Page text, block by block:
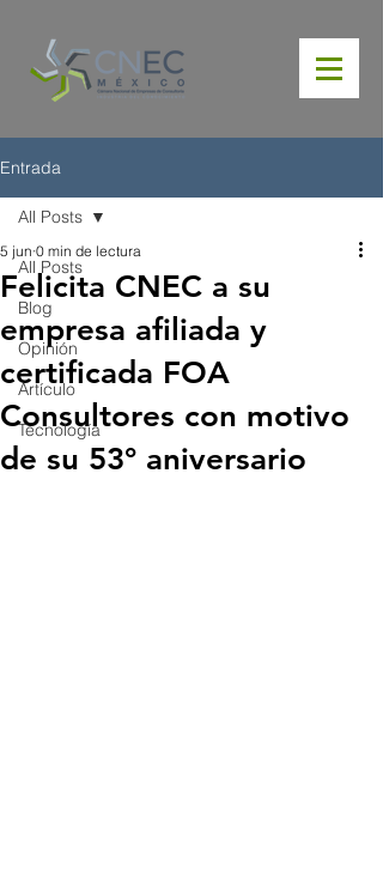
Entrada
All Posts
Blog
Opinión
Artículo
Tecnología
All Posts
Felicita CNEC a su
empresa afiliada y
certificada FOA
Consultores con motivo
de su 53° aniversario
5 jun 0 min de lectura